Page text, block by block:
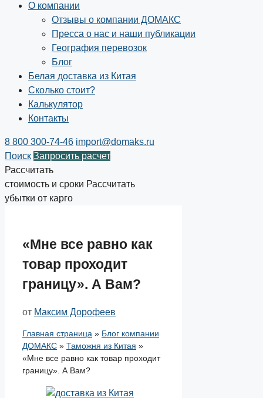
О компании
Отзывы о компании ДОМАКС
Пресса о нас и наши публикации
География перевозок
Блог
Белая доставка из Китая
Сколько стоит?
Калькулятор
Контакты
8 800 300-74-46 import@domaks.ru
Поиск Запросить расчет
Рассчитать
стоимость и сроки Рассчитать
убытки от карго
«Мне все равно как
товар проходит
границу». А Вам?
от Максим Дорофеев
Главная страница » Блог компании
ДОМАКС » Таможня из Китая »
«Мне все равно как товар проходит
границу». А Вам?